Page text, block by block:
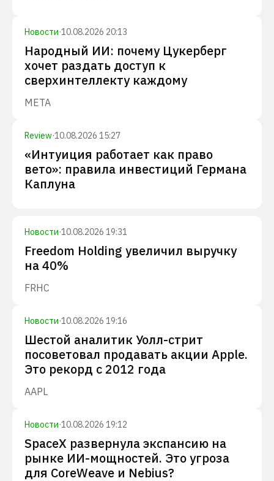
Новости·10.08.2026 20:13
Народный ИИ: почему Цукерберг
хочет раздать доступ к
сверхинтеллекту каждому
META
Review·10.08.2026 15:27
«Интуиция работает как право
вето»: правила инвестиций Германа
Каплуна
Новости·10.08.2026 19:31
Freedom Holding увеличил выручку
на 40%
FRHC
Новости·10.08.2026 19:16
Шестой аналитик Уолл-стрит
посоветовал продавать акции Apple.
Это рекорд с 2012 года
AAPL
Новости·10.08.2026 19:12
SpaceX развернула экспансию на
рынке ИИ-мощностей. Это угроза
для CoreWeave и Nebius?